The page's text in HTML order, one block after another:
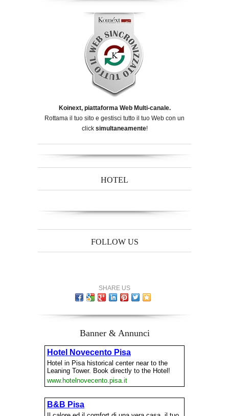
Koinext, piattaforma Web Multi-canale.
Rottama il tuo sito e gestisci tutto il tuo Web con un
click simultaneamente!
HOTEL
FOLLOW US
SHARE US
Banner & Annunci